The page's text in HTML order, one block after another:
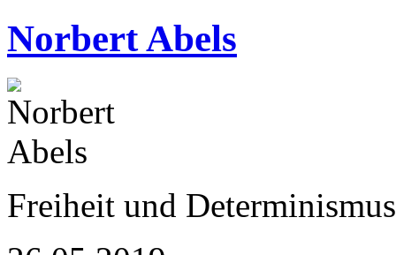
Norbert Abels
Freiheit und